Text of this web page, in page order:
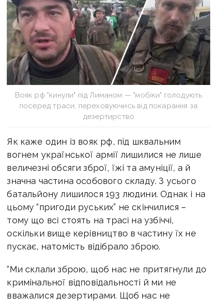
Вояк рф "кинули" під Лиманом — "мобіки" голодують
посеред траси, переховуючись від покарання за
дезертирство
Як каже один із вояк рф, під шквальним
вогнем української армії лишилися не лише
величезні обсяги зброї, їжі та амуніції, а й
значна частина особового складу. З усього
батальйону лишилося 193 людини. Однак і на
цьому “пригоди руських” не скінчилися –
тому що всі стоять на трасі на узбіччі,
оскільки вище керівництво в частину їх не
пускає, натомість відібрало зброю.
“Ми склали зброю, щоб нас не притягнули до
кримінальної відповідальності й ми не
вважалися дезертирами. Щоб нас не